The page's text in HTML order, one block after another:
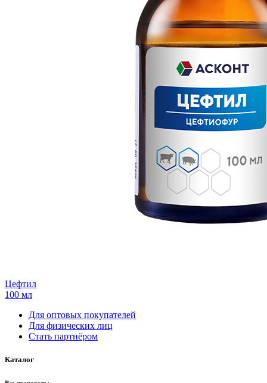
Цефтил
100 мл
Для оптовых покупателей
Для физических лиц
Стать партнёром
Каталог